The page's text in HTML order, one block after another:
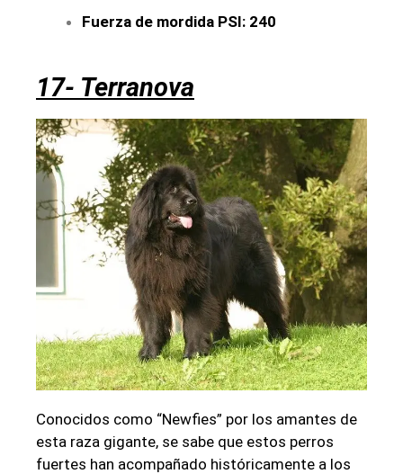
Fuerza de mordida PSI: 240
17- Terranova
Conocidos como “Newfies” por los amantes de
esta raza gigante, se sabe que estos perros
fuertes han acompañado históricamente a los